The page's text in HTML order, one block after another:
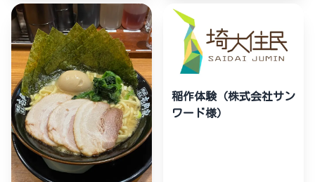
稲作体験（株式会社サン
ワード様）